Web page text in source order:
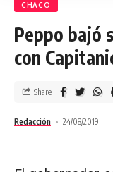
CHACO
Peppo bajó
con
Redacción 24/08/2019
Share